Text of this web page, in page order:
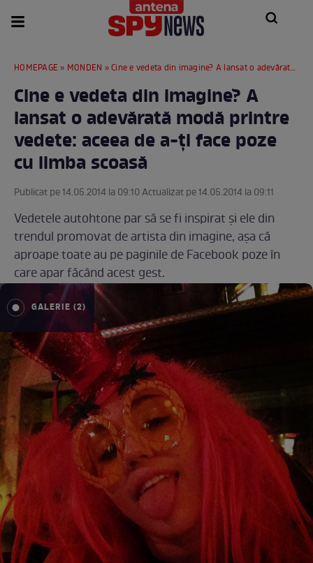
HOMEPAGE » MONDEN » Cine e vedeta din imagine? A lansat o adevărată modă printre vedete: aceea de a-ţi face poze cu limba scoasă
Cine e vedeta din imagine? A
lansat o adevărată modă printre
vedete: aceea de a-ţi face poze
cu limba scoasă
Publicat pe 14.05.2014 la 09:10 Actualizat pe 14.05.2014 la 09:11
Vedetele autohtone par să se fi inspirat şi ele din
trendul promovat de artista din imagine, aşa că
aproape toate au pe paginile de Facebook poze în
care apar făcând acest gest.
GALERIE (2)